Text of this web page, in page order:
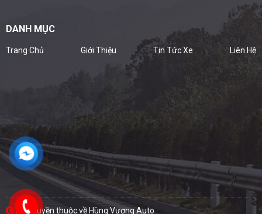
DANH MỤC
Trang Chủ Giới Thiệu Tin Tức Xe Liên Hệ
Bản quyền thuộc về Hùng Vương Auto